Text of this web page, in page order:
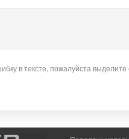
в тексте, пожалуйста